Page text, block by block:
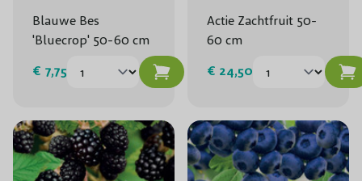
Blauwe Bes
'Bluecrop' 50-60 cm
€ 7,75
Actie Zachtfruit 50-
60 cm
€ 24,50